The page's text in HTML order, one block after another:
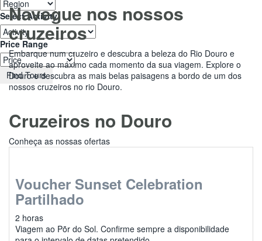
Select Activity
Price Range
Find Tours
Navegue nos nossos
cruzeiros
Embarque num cruzeiro e descubra a beleza do Rio Douro e
aproveite ao máximo cada momento da sua viagem. Explore o
Douro e descubra as mais belas paisagens a bordo de um dos
nossos cruzeiros no rio Douro.
Cruzeiros no Douro
Conheça as nossas ofertas
Voucher Sunset Celebration
Partilhado
2 horas
Viagem ao Põr do Sol. Confirme sempre a disponibilidade